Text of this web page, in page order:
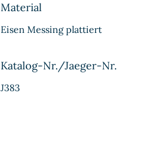
Material
Eisen Messing plattiert
Katalog-Nr./Jaeger-Nr.
J383